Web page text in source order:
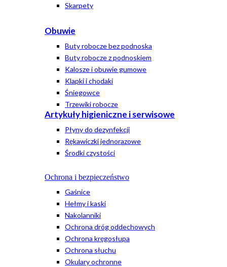
Skarpety
Obuwie
Buty robocze bez podnoska
Buty robocze z podnoskiem
Kalosze i obuwie gumowe
Klapki i chodaki
Śniegowce
Trzewiki robocze
Artykuły higieniczne i serwisowe
Płyny do dezynfekcji
Rękawiczki jednorazowe
Środki czystości
Ochrona i bezpieczeństwo
Gaśnice
Hełmy i kaski
Nakolanniki
Ochrona dróg oddechowych
Ochrona kręgosłupa
Ochrona słuchu
Okulary ochronne